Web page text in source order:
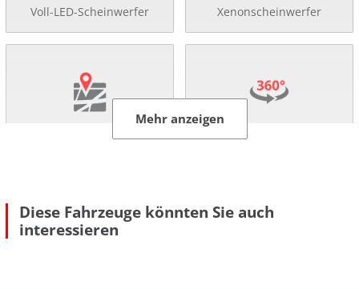
Voll-LED-Scheinwerfer Xenonscheinwerfer
Mehr anzeigen
Diese Fahrzeuge könnten Sie auch
interessieren